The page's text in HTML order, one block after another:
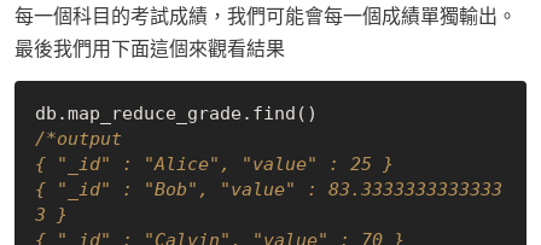
每一個科目的考試成績，我們可能會每一個成績單獨輸出。
最後我們用下面這個來觀看結果
/*output
{ "_id" : "Alice", "value" : 25 }
{ "_id" : "Bob", "value" : 83.3333333333333
3 }
{ "_id" : "Calvin", "value" : 70 }